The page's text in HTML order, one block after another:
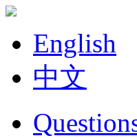
English
中文